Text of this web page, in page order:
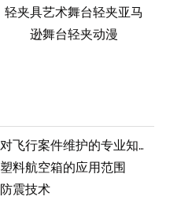
轻夹具艺术舞台轻夹亚马
逊舞台轻夹动漫
对飞行案件维护的专业知识
塑料航空箱的应用范围
防震技术